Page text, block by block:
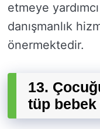
etmeye
danışmanlık
önermektedir.
13.
tüp